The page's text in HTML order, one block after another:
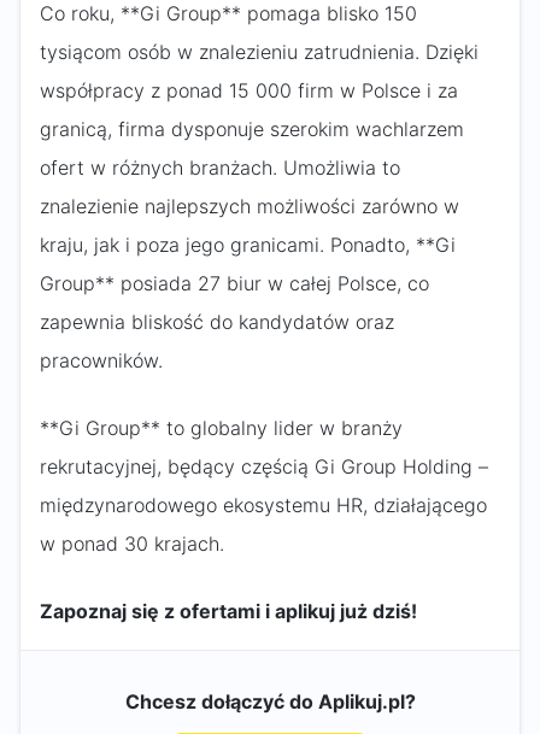
Co roku, **Gi Group** pomaga blisko 150
tysiącom osób w znalezieniu zatrudnienia. Dzięki
współpracy z ponad 15 000 firm w Polsce i za
granicą, firma dysponuje szerokim wachlarzem
ofert w różnych branżach. Umożliwia to
znalezienie najlepszych możliwości zarówno w
kraju, jak i poza jego granicami. Ponadto, **Gi
Group** posiada 27 biur w całej Polsce, co
zapewnia bliskość do kandydatów oraz
pracowników.
**Gi Group** to globalny lider w branży
rekrutacyjnej, będący częścią Gi Group Holding –
międzynarodowego ekosystemu HR, działającego
w ponad 30 krajach.
Zapoznaj się z ofertami i aplikuj już dziś!
Chcesz dołączyć do Aplikuj.pl?